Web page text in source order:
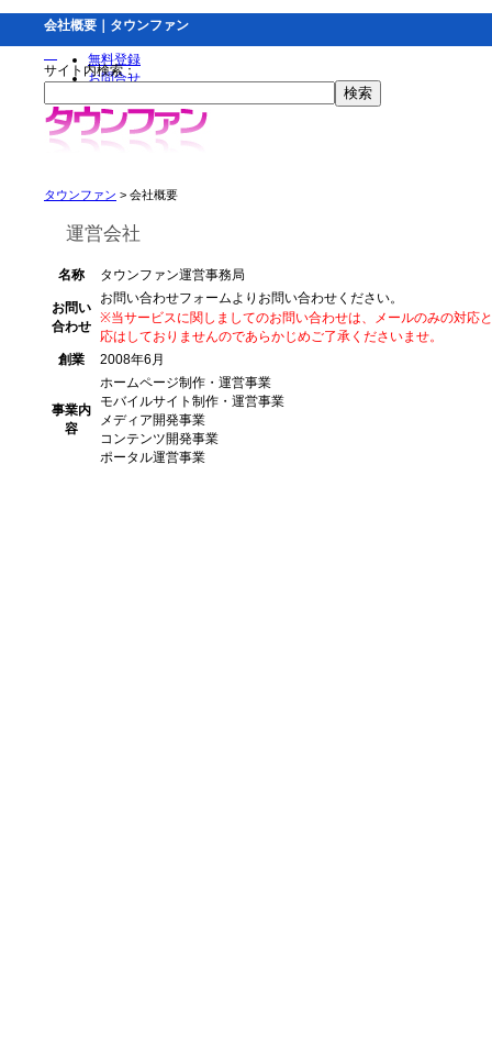
会社概要｜タウンファン
無料登録
お問合せ
サイト内検索：
タウンファン > 会社概要
運営会社
名称 タウンファン運営事務局
お問い
合わせ
お問い合わせフォームよりお問い合わせください。
※当サービスに関しましてのお問い合わせは、メールのみの対応
応はしておりませんのであらかじめご了承くださいませ。
創業
2008年6月
事業内
容
ホームページ制作・運営事業
モバイルサイト制作・運営事業
メディア開発事業
コンテンツ開発事業
ポータル運営事業